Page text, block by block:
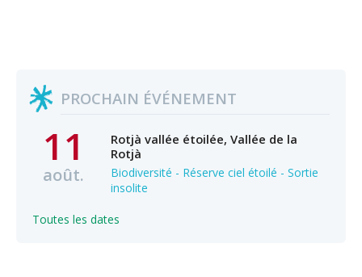
PROCHAIN ÉVÉNEMENT
11
août.
Rotjà vallée étoilée, Vallée de la
Rotjà
Biodiversité - Réserve ciel étoilé - Sortie
insolite
Toutes les dates